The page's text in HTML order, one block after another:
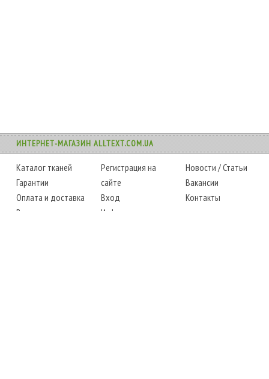
ИНТЕРНЕТ-МАГАЗИН ALLTEXT.COM.UA
Каталог тканей
Гарантии
Оплата и доставка
Возврат товара
Регистрация на
сайте
Вход
Информация
Новости /Статьи
Вакансии
Контакты